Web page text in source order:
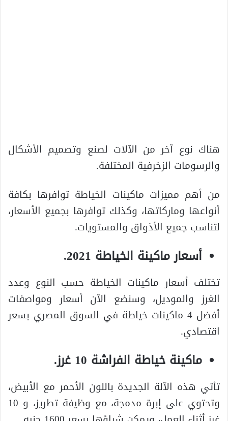
هناك نوع آخر من الآلات لصنع وتصميم الأشكال
والرسومات الزخرفية المختلفة.
من أهم مميزات ماكينات الخياطة توافرها بكافة
أنواعها وماركاتها، وكذلك توافرها بجميع الأسعار،
لتناسب جميع الأذواق والمستويات.
أسعار ماكينة الخياطة 2021.
تختلف أسعار ماكينات الخياطة حسب النوع وعدد
الغرز والموديل، وسنضع الآن أسعار ومواصفات
أفضل 4 ماكينات خياطة في السوق المصري بسعر
اقتصادي.
ماكينة خياطة الفراشة 10 غرز.
تأتي هذه الآلة الجديدة باللون الأحمر مع الأبيض،
وتحتوي على إبرة مدمجة، مع وظيفة تطريز، و 10